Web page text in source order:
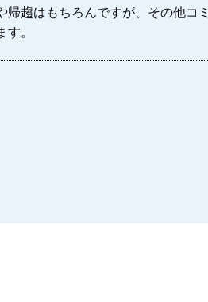
趨はもちろんですが、その他コミ
。